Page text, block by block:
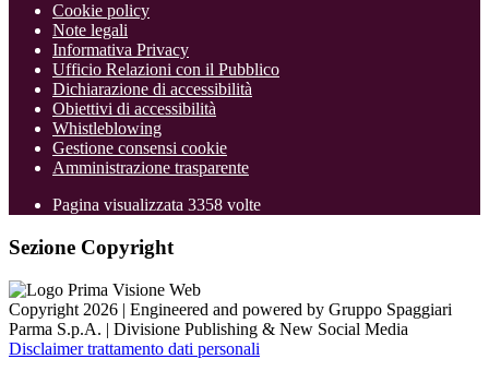
Cookie policy
Note legali
Informativa Privacy
Ufficio Relazioni con il Pubblico
Dichiarazione di accessibilità
Obiettivi di accessibilità
Whistleblowing
Gestione consensi cookie
Amministrazione trasparente
Pagina visualizzata 3358 volte
Sezione Copyright
Copyright 2026 | Engineered and powered by Gruppo Spaggiari
Parma S.p.A. | Divisione Publishing & New Social Media
Disclaimer trattamento dati personali